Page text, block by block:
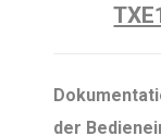
der